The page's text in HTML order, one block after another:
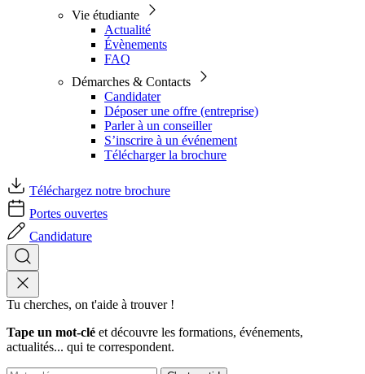
Vie étudiante
Actualité
Évènements
FAQ
Démarches & Contacts
Candidater
Déposer une offre (entreprise)
Parler à un conseiller
S’inscrire à un événement
Télécharger la brochure
Téléchargez notre brochure
Portes ouvertes
Candidature
Tu cherches, on t'aide à trouver !
Tape un mot-clé et découvre les formations, événements,
actualités... qui te correspondent.